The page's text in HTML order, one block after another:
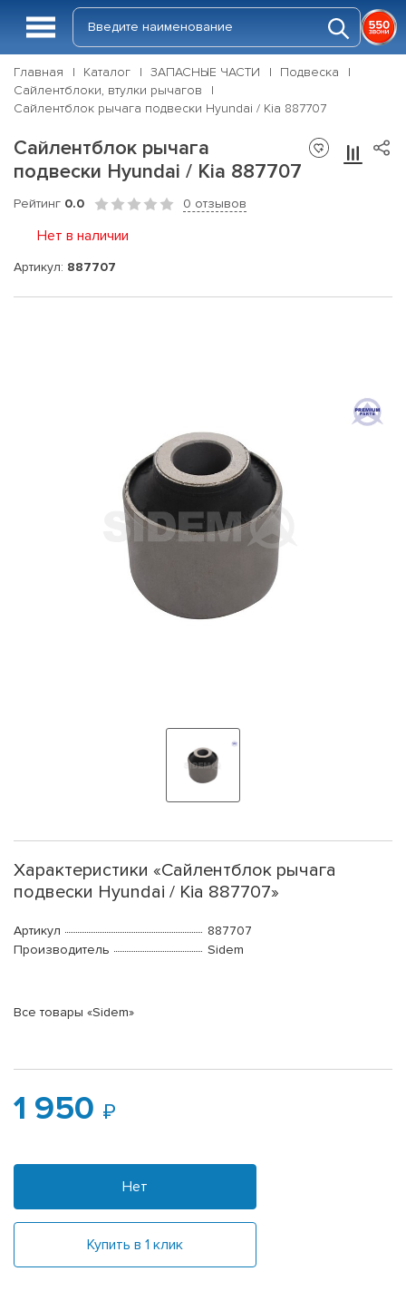
Главная Каталог ЗАПАСНЫЕ ЧАСТИ
Подвеска
Сайлентблоки, втулки рычагов
Сайлентблок рычага подвески Hyundai / Kia 887707
Сайлентблок рычага
подвески Hyundai / Kia 887707
Рейтинг 0.0 0 отзывов
Нет в наличии
Артикул: 887707
Характеристики «Сайлентблок рычага
подвески Hyundai / Kia 887707»
Артикул
887707
Производитель
Sidem
Все товары «Sidem»
1 950
Нет
Купить в 1 клик